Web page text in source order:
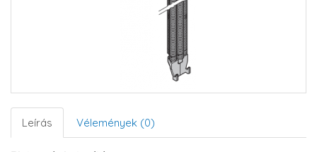
Leírás Vélemények (0)